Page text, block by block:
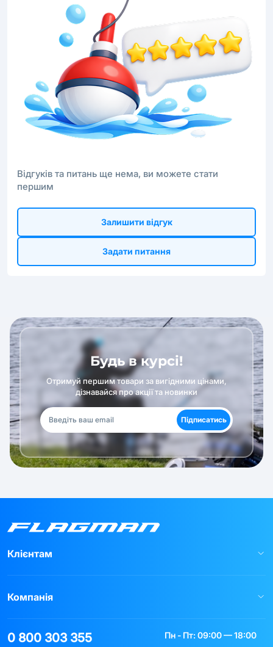
Відгуків та питань ще нема, ви можете стати
першим
Залишити відгук
Задати питання
Будь в курсі!
Отримуй першим товари за вигідними цінами,
дізнавайся про акції та новинки
Підписатись
Клієнтам
Компанія
0 800 303 355
Пн - Пт: 09:00 — 18:00